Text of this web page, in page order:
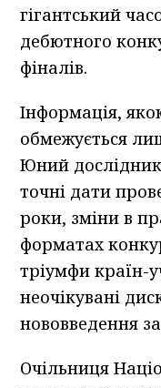
гігантський
дебютного
фіналів.
Інформація,
обмежується
Юний
точні дати
роки, зміни в
форматах
тріумфи країн-
неочікувані
нововведення
Очільниця